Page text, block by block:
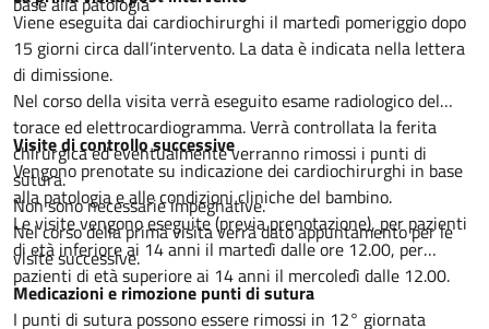
Viene eseguita dai cardiochirurghi il martedì pomeriggio dopo
15 giorni circa dall’intervento. La data è indicata nella lettera
di dimissione.
Nel corso della visita verrà eseguito esame radiologico del
torace ed elettrocardiogramma. Verrà controllata la ferita
chirurgica ed eventualmente verranno rimossi i punti di
sutura.
Non sono necessarie impegnative.
Nel corso della prima visita verrà dato appuntamento per le
visite successive.
Visite di controllo successive
Vengono prenotate su indicazione dei cardiochirurghi in base
alla patologia e alle condizioni cliniche del bambino.
Le visite vengono eseguite (previa prenotazione), per pazienti
di età inferiore ai 14 anni il martedì dalle ore 12.00, per
pazienti di età superiore ai 14 anni il mercoledì dalle 12.00.
Medicazioni e rimozione punti di sutura
I punti di sutura possono essere rimossi in 12° giornata